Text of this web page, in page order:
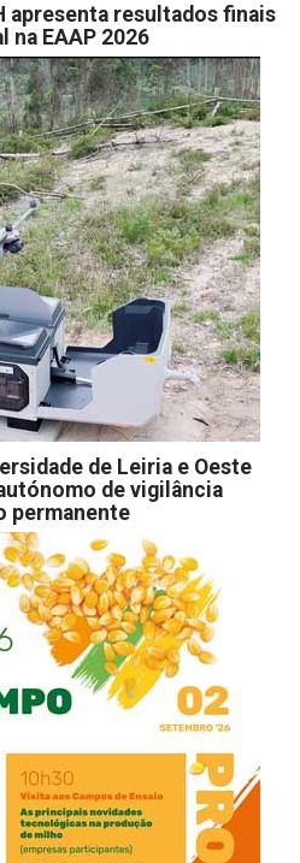
apresenta resultados finais
na EAAP 2026
de Leiria e Oeste
de vigilância
permanente